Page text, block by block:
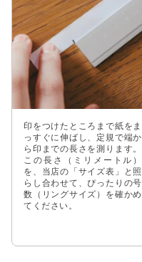
印をつけたところまで紙をま
っすぐに伸ばし、定規で端か
ら印までの長さを測ります。
この長さ（ミリメートル）
を、当店の「サイズ表」と照
らし合わせて、ぴったりの号
数（リングサイズ）を確かめ
てください。